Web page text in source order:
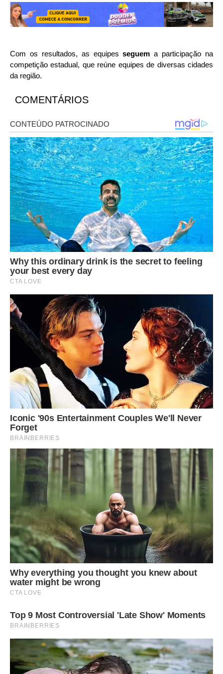
Com os resultados, as equipesseguem a participação na
competição estadual, que reúne equipes de diversas cidades
da região.
COMENTÁRIOS